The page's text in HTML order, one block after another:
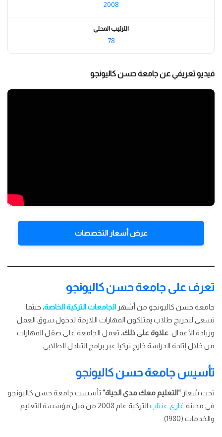
2008
الترتيب المحلي
78
فيديو تعريفي عن جامعة حسن كاليونجو
عرض أسعار التخصصات
تعرف على جامعة حسن كاليونجو
جامعة حسن كاليونجو من أشهر الجامعات التركية الخاصة، حيثما
تسعى لتخريج طلاب يمتلكون المهارات اللازمة لدخول سوق العمل
وريادة الأعمال. علاوة على ذلك، تعمل الجامعة على صقل المهارات
من خلال إتاحة الدراسة خارج تركيا عبر برامج التبادل الطلابي.
تأسيس جامعة حسن كاليونجو
تحت شعار “التعليم معك مدى الحياة” تأسست جامعة حسن كاليونجو
في مدينة غازي عنتاب
التركية عام 2008 من قبل مؤسسة التعليم
والخدمات (1980).